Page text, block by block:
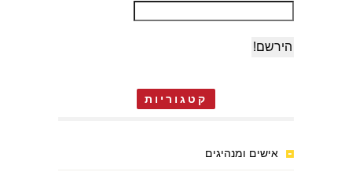
קטגוריות
אישים ומנהיגים